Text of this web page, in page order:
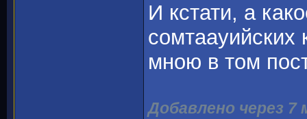
И кстати, а
сомтаауийских
мною в том
Добавлено через 7